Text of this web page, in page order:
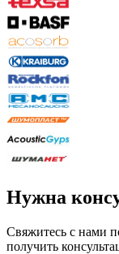
Нужна
Свяжитесь с нами
получить